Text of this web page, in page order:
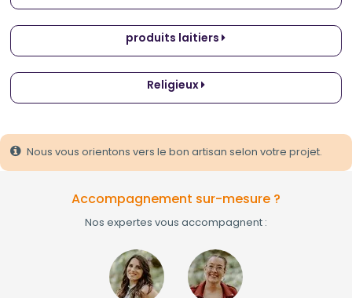
produits laitiers
Religieux
Nous vous orientons vers le bon artisan selon votre projet.
Accompagnement sur-mesure ?
Nos expertes vous accompagnent :